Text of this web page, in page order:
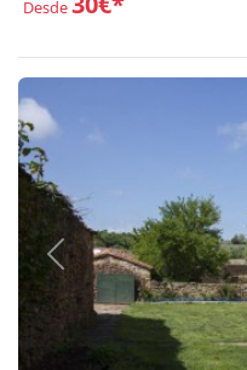
Desde
Anterior